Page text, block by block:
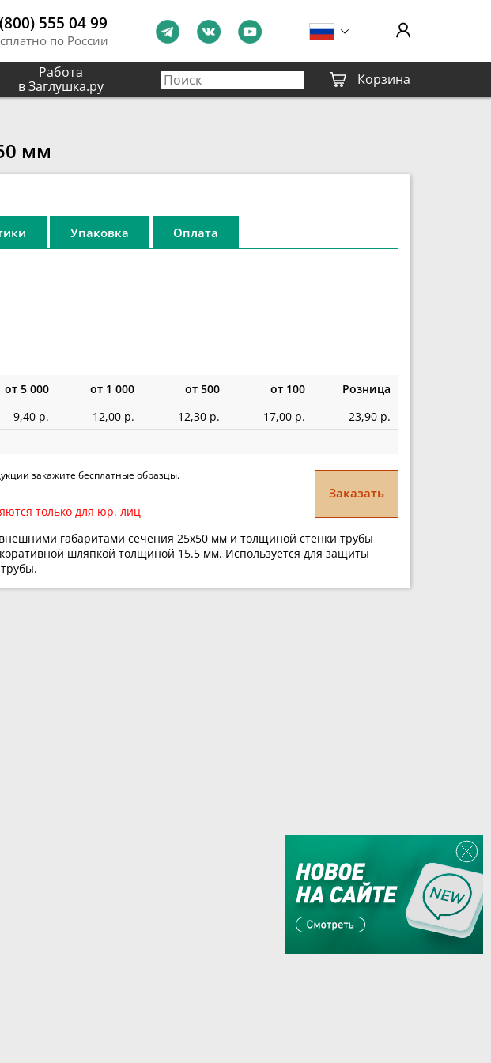
555 04 99
по России
Работа
в Заглушка.ру
Корзина
мм
Упаковка Оплата
от 5 000 от 1 000 от 500 от 100
Розница
9,40 р. 12,00 р. 12,30 р. 17,00 р.
23,90 р.
закажите бесплатные образцы.
только для юр. лиц
Заказать
габаритами сечения 25х50 мм и толщиной стенки трубы
шляпкой толщиной 15.5 мм. Используется для защиты